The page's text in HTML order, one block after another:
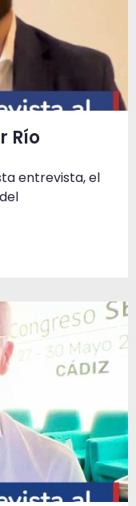
Río
entrevista, el